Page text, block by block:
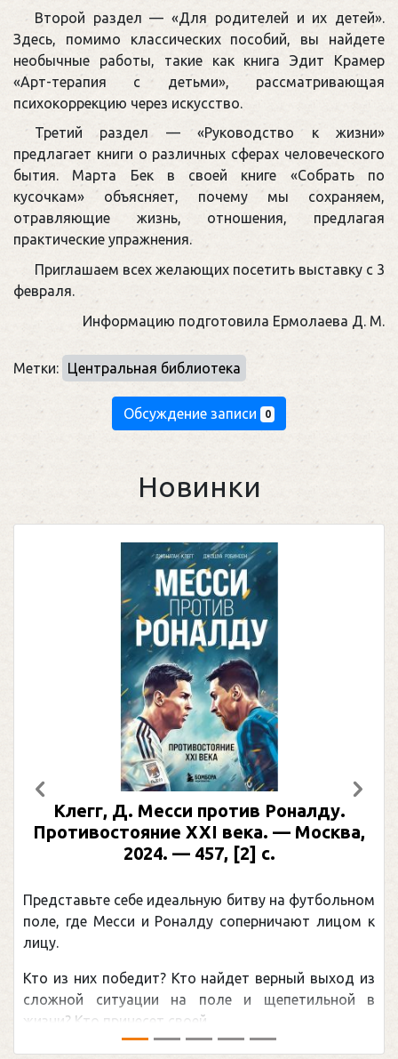
Второй раздел — «Для родителей и их детей».
Здесь, помимо классических пособий, вы найдете
необычные работы, такие как книга Эдит Крамер
«Арт-терапия с детьми», рассматривающая
психокоррекцию через искусство.
Третий раздел — «Руководство к жизни»
предлагает книги о различных сферах человеческого
бытия. Марта Бек в своей книге «Собрать по
кусочкам» объясняет, почему мы сохраняем,
отравляющие жизнь, отношения, предлагая
практические упражнения.
Приглашаем всех желающих посетить выставку с 3
февраля.
Информацию подготовила Ермолаева Д. М.
Метки: Центральная библиотека
Обсуждение записи 0
Новинки
Клегг, Д. Месси против Роналду.
Противостояние XXI века. — Москва,
2024. — 457, [2] с.
Представьте себе идеальную битву на футбольном
поле, где Месси и Роналду соперничают лицом к
лицу.
Кто из них победит? Кто найдет верный выход из
сложной ситуации на поле и щепетильной в
жизни? Кто принесет своей ...
Предыдущий